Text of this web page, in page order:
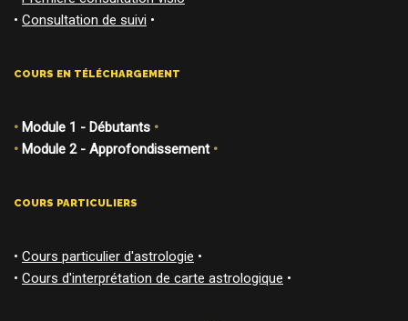
• Consultation de suivi •
COURS EN TÉLÉCHARGEMENT
• Module 1 - Débutants •
• Module 2 - Approfondissement•
COURS PARTICULIERS
• Cours particulier d'astrologie •
• Cours d'interprétation de carte astrologique •